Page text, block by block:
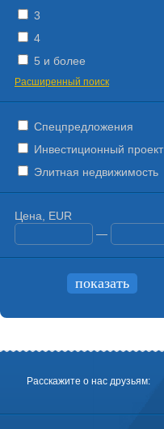
3
4
5 и более
Расширенный поиск
Спецпредложения
Инвестиционный проект
Элитная недвижимость
Цена, EUR
—
Расскажите о нас друзьям: